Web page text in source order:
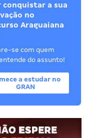
conquistar a sua
no
Araguaiana
se com quem
do assunto!
a estudar no
GRAN